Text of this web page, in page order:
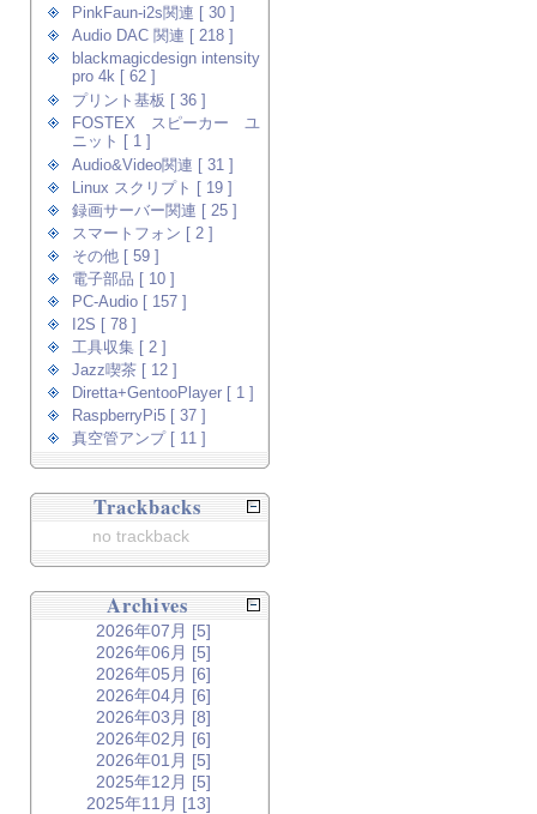
PinkFaun-i2s関連 [ 30 ]
Audio DAC 関連 [ 218 ]
blackmagicdesign intensity
pro 4k [ 62 ]
プリント基板 [ 36 ]
FOSTEX スピーカー ユ
ニット [ 1 ]
Audio&Video関連 [ 31 ]
Linux スクリプト [ 19 ]
録画サーバー関連 [ 25 ]
スマートフォン [ 2 ]
その他 [ 59 ]
電子部品 [ 10 ]
PC-Audio [ 157 ]
I2S [ 78 ]
工具収集 [ 2 ]
Jazz喫茶 [ 12 ]
Diretta+GentooPlayer [ 1 ]
RaspberryPi5 [ 37 ]
真空管アンプ [ 11 ]
Trackbacks
no trackback
Archives
2026年07月 [5]
2026年06月 [5]
2026年05月 [6]
2026年04月 [6]
2026年03月 [8]
2026年02月 [6]
2026年01月 [5]
2025年12月 [5]
2025年11月 [13]